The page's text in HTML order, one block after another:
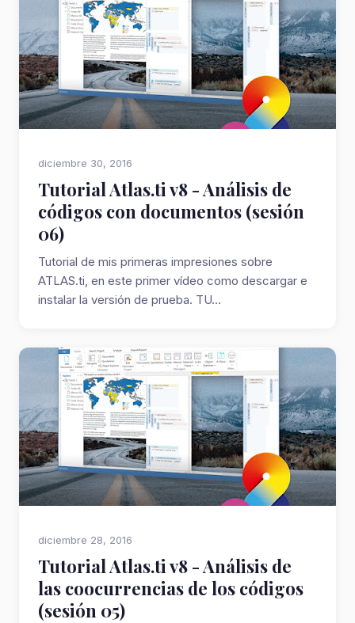
diciembre 30, 2016
Tutorial Atlas.ti v8 - Análisis de
códigos con documentos (sesión
06)
Tutorial de mis primeras impresiones sobre
ATLAS.ti, en este primer vídeo como descargar e
instalar la versión de prueba. TU...
diciembre 28, 2016
Tutorial Atlas.ti v8 - Análisis de
las coocurrencias de los códigos
(sesión 05)